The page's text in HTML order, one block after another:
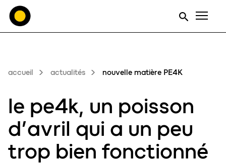
accueil actualités nouvelle matière PE4K
le pe4k, un poisson
d’avril qui a un peu
trop bien fonctionné